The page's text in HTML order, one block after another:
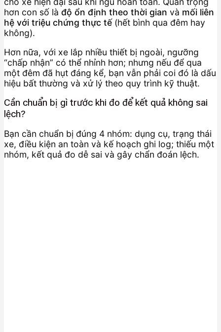
hơn con số là độ ổn định theo thời gian và mối liên
hệ với triệu chứng thực tế(hết bình qua đêm hay
không).
Hơn nữa, với xe lắp nhiều thiết bị ngoài, ngưỡng
“chấp nhận” có thể nhỉnh hơn; nhưng nếu để qua
một đêm đã hụt đáng kể, bạn vẫn phải coi đó là dấu
hiệu bất thường và xử lý theo quy trình kỹ thuật.
Cần chuẩn bị gì trước khi đo để kết quả không sai
lệch?
Bạn cần chuẩn bị đúng 4 nhóm: dụng cụ, trạng thái
xe, điều kiện an toàn và kế hoạch ghi log; thiếu một
nhóm, kết quả đo dễ sai và gây chẩn đoán lệch.